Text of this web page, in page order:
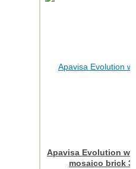
Apavisa Evolution
mosaico brick